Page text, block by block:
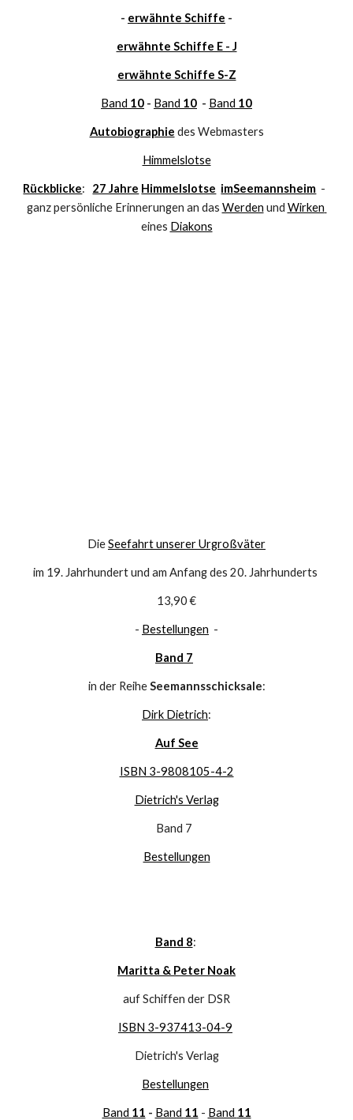
- erwähnte Schiffe -
erwähnte Schiffe E - J
erwähnte Schiffe S-Z
Band 10 - Band 10
  -
Band 10
Autobiographie des Webmasters
Himmelslotse
Rückblicke: 27 Jahre Himmelslotse imSeemannsheim -
ganz persönliche Erinnerungen an das Werden und
eines Diakons
Die Seefahrt unserer Urgroßväter
im 19. Jahrhundert und am Anfang des 20. Jahrhunderts
13,90 €
- Bestellungen
  -
Band 7
in der Reihe Seemannsschicksale:
Dirk Dietrich:
Auf See
ISBN 3-9808105-4-2
Dietrich's Verlag
Band 7
Bestellungen
Band 8:
Maritta & Peter Noak
auf Schiffen der DSR
ISBN 3-937413-04-9
Dietrich's Verlag
Bestellungen
Band 11 - Band 11 - Band 11